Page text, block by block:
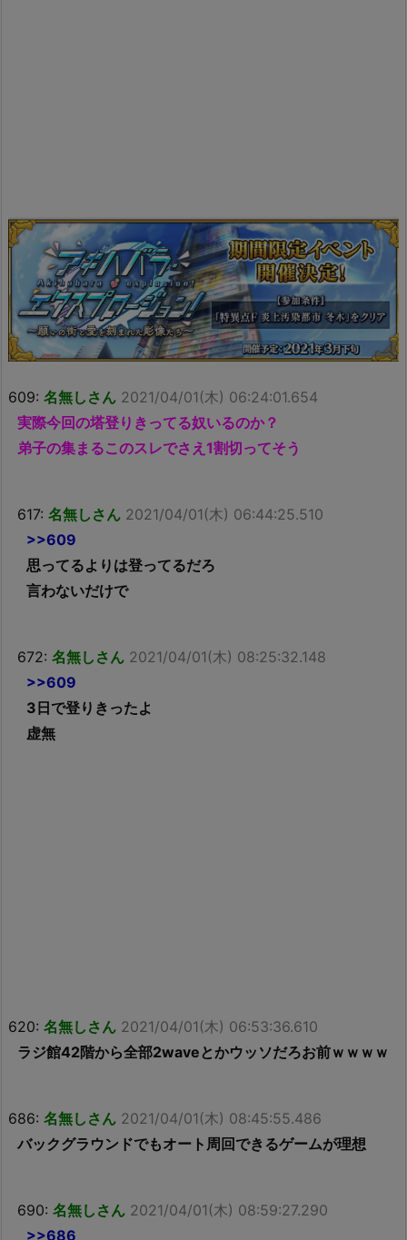
609: 名無しさん 2021/04/01(木) 06:24:01.654
実際今回の塔登りきってる奴いるのか？
弟子の集まるこのスレでさえ1割切ってそう
617: 名無しさん 2021/04/01(木) 06:44:25.510
>>609
思ってるよりは登ってるだろ
言わないだけで
672: 名無しさん 2021/04/01(木) 08:25:32.148
>>609
3日で登りきったよ
虚無
620: 名無しさん 2021/04/01(木) 06:53:36.610
ラジ館42階から全部2waveとかウッソだろお前ｗｗｗｗ
686: 名無しさん 2021/04/01(木) 08:45:55.486
バックグラウンドでもオート周回できるゲームが理想
690: 名無しさん 2021/04/01(木) 08:59:27.290
>>686